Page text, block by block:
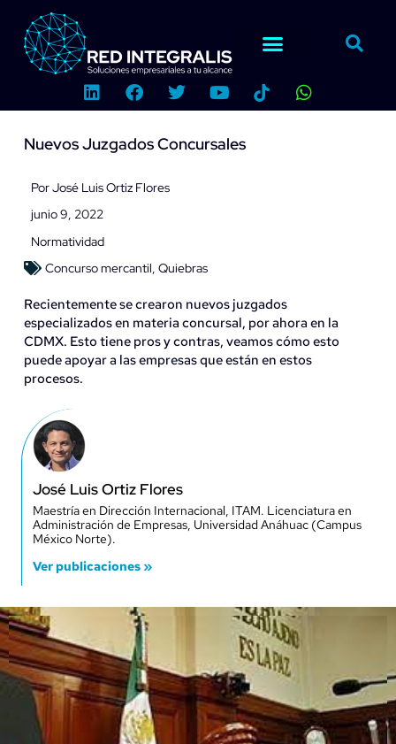
contenido
L
i
n
k
e
i
n
F
a
c
e
b
o
T
w
i
t
t
Y
o
u
t
u
W
h
a
Nuevos Juzgados Concursales
PorJosé Luis Ortiz Flores
junio 9, 2022
Normatividad
Concurso mercantil,Quiebras
Recientemente se crearon nuevos juzgados
especializados en materia concursal, por ahora en la
CDMX. Esto tiene pros y contras, veamos cómo esto
puede apoyar a las empresas que están en estos
procesos.
José Luis Ortiz Flores
Maestría en Dirección Internacional, ITAM. Licenciatura en
Administración de Empresas, Universidad Anáhuac (Campus
México Norte).
Ver publicaciones »